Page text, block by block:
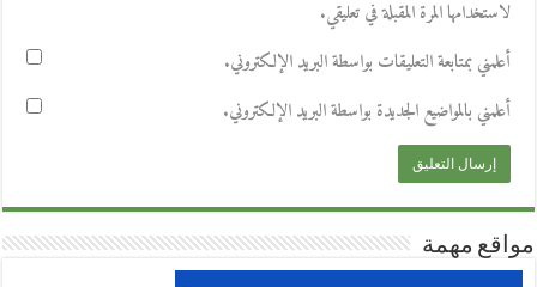
لاستخدامها المرة المقبلة في تعليقي.
أعلمني بمتابعة التعليقات بواسطة البريد الإلكتروني.
أعلمني بالمواضيع الجديدة بواسطة البريد الإلكتروني.
مواقع مهمة